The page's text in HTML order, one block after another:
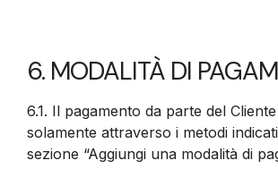
6. MODALITÀ DI
6.1. Il pagamento da parte del
solamente attraverso i metodi
sezione “Aggiungi una modalità di